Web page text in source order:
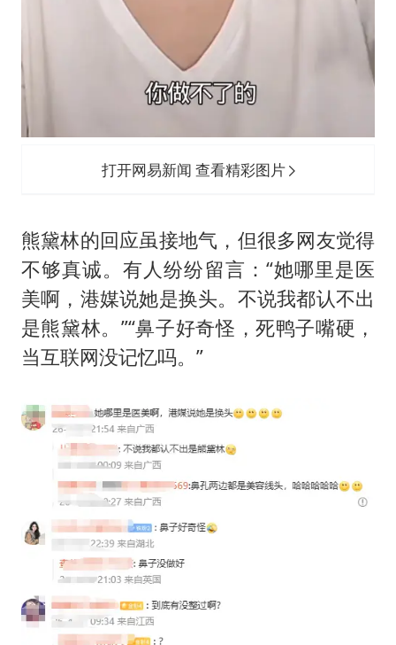
打开网易新闻 查看精彩图片
熊黛林的回应虽接地气，但很多网友觉得
不够真诚。有人纷纷留言：“她哪里是医
美啊，港媒说她是换头。不说我都认不出
是熊黛林。”“鼻子好奇怪，死鸭子嘴硬，
当互联网没记忆吗。”